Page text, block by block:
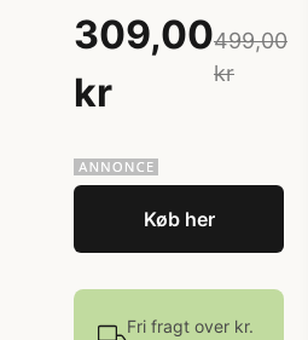
309,00
kr
499,00
kr
Køb her
Fri fragt over kr.